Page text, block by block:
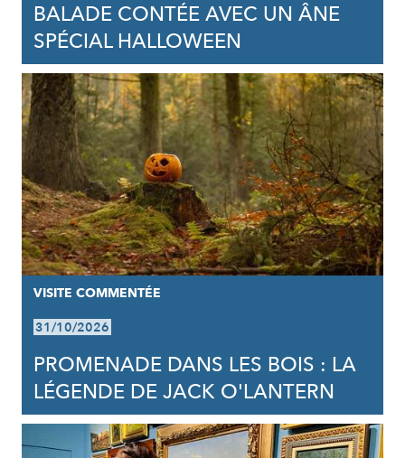
BALADE CONTÉE AVEC UN ÂNE
SPÉCIAL HALLOWEEN
VISITE COMMENTÉE
31/10/2026
PROMENADE DANS LES BOIS : LA
LÉGENDE DE JACK O'LANTERN